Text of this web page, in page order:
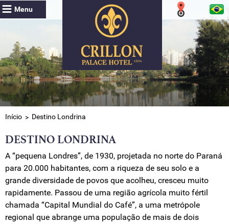
Menu
Início Destino Londrina
DESTINO LONDRINA
A “pequena Londres”, de 1930, projetada no norte do Paraná
para 20.000 habitantes, com a riqueza de seu solo e a
grande diversidade de povos que acolheu, cresceu muito
rapidamente. Passou de uma região agrícola muito fértil
chamada “Capital Mundial do Café”, a uma metrópole
regional que abrange uma população de mais de dois